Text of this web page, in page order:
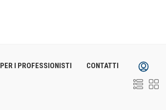
PER I PROFESSIONISTI CONTATTI